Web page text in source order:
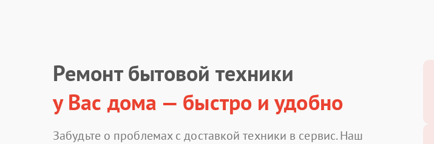
Ремонт бытовой техники
у Вас дома — быстро и удобно
Забудьте о проблемах с доставкой техники в сервис. Наш